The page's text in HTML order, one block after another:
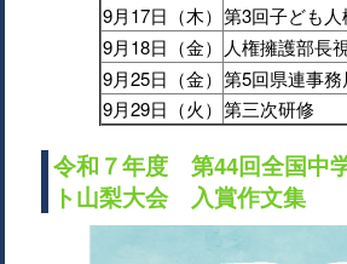
9月17日（木） 第3回子ども
9月18日（金）
人権擁護部長
9月25日（金） 第5回県連事務
9月29日（火） 第三次研修
令和７年度 第44回全国中
ト山梨大会 入賞作文集